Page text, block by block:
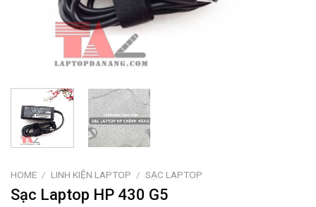
HOME / LINH KIỆN LAPTOP / SẠC LAPTOP
Sạc Laptop HP 430 G5